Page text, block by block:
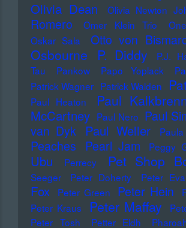
Olivia Dean Olivia Newton
Romero
Omer Klein Trio
Oskar Sala
Otto von
Osbourne
P. Diddy P.J.
Tau
Pankow Papo Yoplack
Patrick Wagner Patrick Walden
Paul Heaton Paul
McCartney Paul Nero Paul
van Dyk Paul Weller
Peaches Pearl Jam Peggy
Ubu
Perrecy Pet Shop
Seeger
Peter Doherty Peter
Fox
Peter Green Peter Hein
Peter Kraus
Peter Maffay
Peter Tosh
Petter Eldh